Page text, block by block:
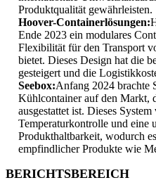
Produktqualität gewährleisten.
Hoover-Containerlösungen:
Ende 2023 ein modulares
Flexibilität für den Transport
bietet. Dieses Design hat die
gesteigert und die
Seebox:Anfang 2024 brachte
Kühlcontainer auf den Markt,
ausgestattet ist. Dieses
Temperaturkontrolle und eine
Produkthaltbarkeit, wodurch
empfindlicher Produkte wie
BERICHTSBEREICH